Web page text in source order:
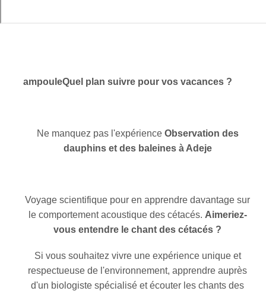
ampouleQuel plan suivre pour vos vacances ?
Ne manquez pas l'expérience Observation des
dauphins et des baleines à Adeje
Voyage scientifique pour en apprendre davantage sur
le comportement acoustique des cétacés. Aimeriez-
vous entendre le chant des cétacés ?
Si vous souhaitez vivre une expérience unique et
respectueuse de l'environnement, apprendre auprès
d'un biologiste spécialisé et écouter les chants des